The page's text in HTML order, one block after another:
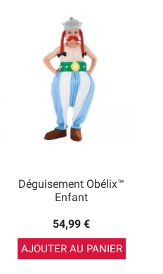
Déguisement Obélix™
Enfant
54,99 €
AJOUTER AU PANIER